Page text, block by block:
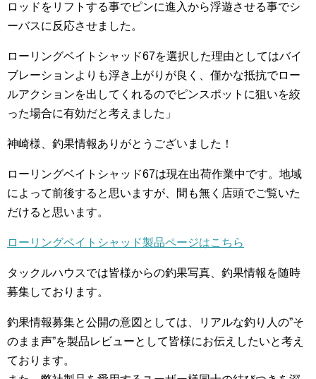
ロッドをリフトする事でピンに進入から浮遊させる事でシ
ーバスに反応させました。
ローリングベイトシャッド67を選択した理由としてはバイ
ブレーションよりも浮き上がりが良く、僅かな抵抗でロー
ルアクションを出してくれるのでピンスポットに狙いを絞
った場合に有効だと考えました」
神崎様、釣果情報ありがとうございました！
ローリングベイトシャッド67は現在出荷作業中です。地域
によって前後すると思いますが、間も無く店頭でご覧いた
だけると思います。
ローリングベイトシャッド製品ページはこちら
タックルハウスでは皆様からの釣果写真、釣果情報を随時
募集しております。
釣果情報募集と公開の意図としては、リアルな釣り人の”そ
のまま声”を製品レビューとして皆様にお伝えしたいと考え
ております。